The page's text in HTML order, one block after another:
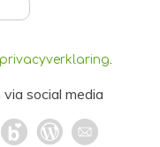
Privacyverklaring
privacyverklaring.
social media